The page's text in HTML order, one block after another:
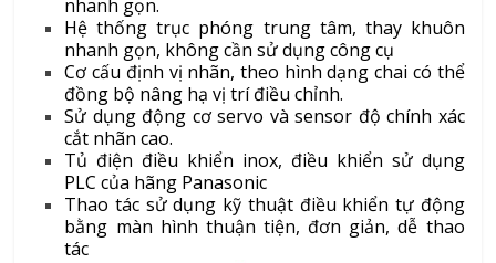
nhanh gọn.
Hệ thống trục phóng trung tâm, thay khuôn
nhanh gọn, không cần sử dụng công cụ
Cơ cấu định vị nhãn, theo hình dạng chai có thể
đồng bộ nâng hạ vị trí điều chỉnh.
Sử dụng động cơ servo và sensor độ chính xác
cắt nhãn cao.
Tủ điện điều khiển inox, điều khiển sử dụng
PLC của hãng Panasonic
Thao tác sử dụng kỹ thuật điều khiển tự động
bằng màn hình thuận tiện, đơn giản, dễ thao
tác